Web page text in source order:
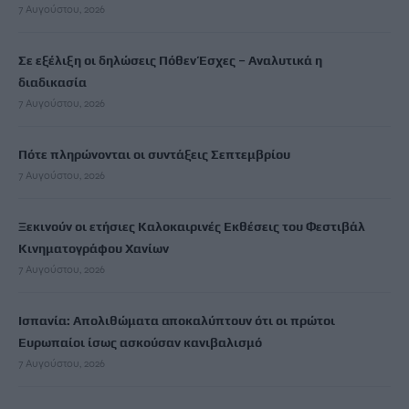
7 Αυγούστου, 2026
Σε εξέλιξη οι δηλώσεις Πόθεν Έσχες – Αναλυτικά η
διαδικασία
7 Αυγούστου, 2026
Πότε πληρώνονται οι συντάξεις Σεπτεμβρίου
7 Αυγούστου, 2026
Ξεκινούν οι ετήσιες Καλοκαιρινές Εκθέσεις του Φεστιβάλ
Κινηματογράφου Χανίων
7 Αυγούστου, 2026
Ισπανία: Απολιθώματα αποκαλύπτουν ότι οι πρώτοι
Ευρωπαίοι ίσως ασκούσαν κανιβαλισμό
7 Αυγούστου, 2026